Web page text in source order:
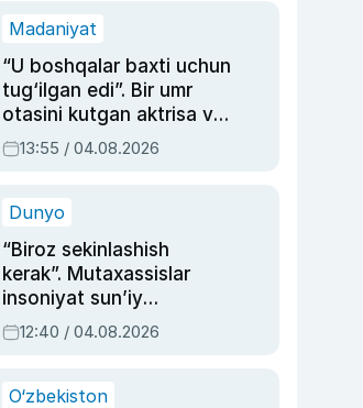
Madaniyat
“U boshqalar baxti uchun
tug‘ilgan edi”. Bir umr
otasini kutgan aktrisa va
dublyaj ustasi Rimma
Ahmedovaning
13:55 / 04.08.2026
Dunyo
“Biroz sekinlashish
kerak”. Mutaxassislar
insoniyat sun’iy
intellektni boshqara
olmay qolishidan xavotir
12:40 / 04.08.2026
O‘zbekiston